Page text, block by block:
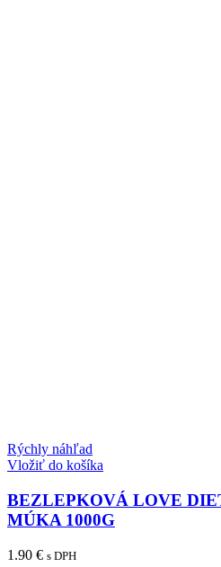
Rýchly náhľad
Vložiť do košíka
BEZLEPKOVÁ LOVE
MÚKA 1000G
1.90 € s DPH